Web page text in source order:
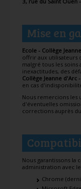
Mise en
Ecole - Collège
offrir aux utilisateurs
malgré tous les
inexactitudes, des
Collège Jeanne d'Arc
en cas
Nous remercions les
d'éventuelles
corrections auprès
Nous garantissons la
administration avec
Chrome